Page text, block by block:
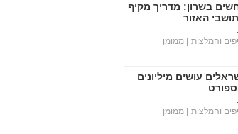
בשרון: מדריך מקיף
האזור
והמלצות | ממומן
עושים מיליונים
והמלצות | ממומן